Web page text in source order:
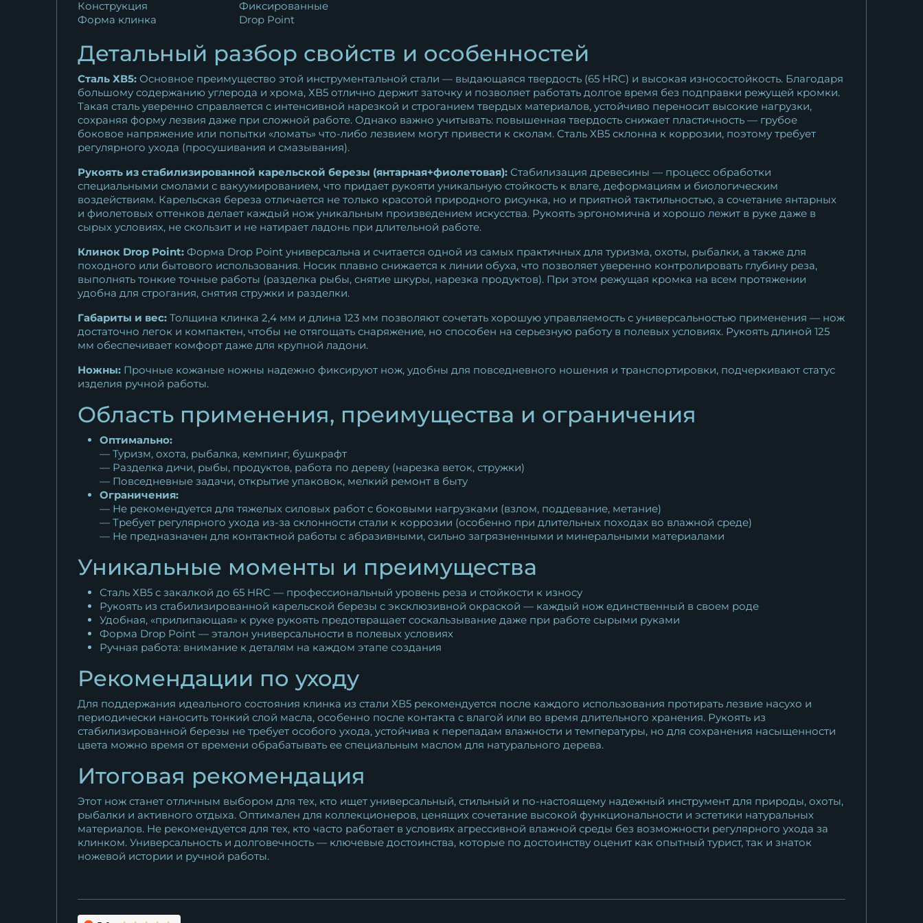
Конструкция
Фиксированные
Форма клинка
Drop Point
Детальный разбор свойств и особенностей
Сталь ХВ5: Основное преимущество этой инструментальной стали — выдающаяся твердость (65 HRC) и высокая износостойкость. Благодаря
большому содержанию углерода и хрома, ХВ5 отлично держит заточку и позволяет работать долгое время без подправки режущей кромки.
Такая сталь уверенно справляется с интенсивной нарезкой и строганием твердых материалов, устойчиво переносит высокие нагрузки,
сохраняя форму лезвия даже при сложной работе. Однако важно учитывать: повышенная твердость снижает пластичность — грубое
боковое напряжение или попытки «ломать» что-либо лезвием могут привести к сколам. Сталь ХВ5 склонна к коррозии, поэтому требует
регулярного ухода (просушивания и смазывания).
Рукоять из стабилизированной карельской березы (янтарная+фиолетовая): Стабилизация древесины — процесс обработки
специальными смолами с вакуумированием, что придает рукояти уникальную стойкость к влаге, деформациям и биологическим
воздействиям. Карельская береза отличается не только красотой природного рисунка, но и приятной тактильностью, а сочетание янтарных
и фиолетовых оттенков делает каждый нож уникальным произведением искусства. Рукоять эргономична и хорошо лежит в руке даже в
сырых условиях, не скользит и не натирает ладонь при длительной работе.
Клинок Drop Point: Форма Drop Point универсальна и считается одной из самых практичных для туризма, охоты, рыбалки, а также для
походного или бытового использования. Носик плавно снижается к линии обуха, что позволяет уверенно контролировать глубину реза,
выполнять тонкие точные работы (разделка рыбы, снятие шкуры, нарезка продуктов). При этом режущая кромка на всем протяжении
удобна для строгания, снятия стружки и разделки.
Габариты и вес: Толщина клинка 2,4 мм и длина 123 мм позволяют сочетать хорошую управляемость с универсальностью применения — нож
достаточно легок и компактен, чтобы не отягощать снаряжение, но способен на серьезную работу в полевых условиях. Рукоять длиной 125
мм обеспечивает комфорт даже для крупной ладони.
Ножны: Прочные кожаные ножны надежно фиксируют нож, удобны для повседневного ношения и транспортировки, подчеркивают статус
изделия ручной работы.
Область применения, преимущества и ограничения
Оптимально:
— Туризм, охота, рыбалка, кемпинг, бушкрафт
— Разделка дичи, рыбы, продуктов, работа по дереву (нарезка веток, стружки)
— Повседневные задачи, открытие упаковок, мелкий ремонт в быту
Ограничения:
— Не рекомендуется для тяжелых силовых работ с боковыми нагрузками (взлом, поддевание, метание)
— Требует регулярного ухода из-за склонности стали к коррозии (особенно при длительных походах во влажной среде)
— Не предназначен для контактной работы с абразивными, сильно загрязненными и минеральными материалами
Уникальные моменты и преимущества
Сталь ХВ5 с закалкой до 65 HRC — профессиональный уровень реза и стойкости к износу
Рукоять из стабилизированной карельской березы с эксклюзивной окраской — каждый нож единственный в своем роде
Удобная, «прилипающая» к руке рукоять предотвращает соскальзывание даже при работе сырыми руками
Форма Drop Point — эталон универсальности в полевых условиях
Ручная работа: внимание к деталям на каждом этапе создания
Рекомендации по уходу
Для поддержания идеального состояния клинка из стали ХВ5 рекомендуется после каждого использования протирать лезвие насухо и
периодически наносить тонкий слой масла, особенно после контакта с влагой или во время длительного хранения. Рукоять из
стабилизированной березы не требует особого ухода, устойчива к перепадам влажности и температуры, но для сохранения насыщенности
цвета можно время от времени обрабатывать ее специальным маслом для натурального дерева.
Итоговая рекомендация
Этот нож станет отличным выбором для тех, кто ищет универсальный, стильный и по-настоящему надежный инструмент для природы, охоты,
рыбалки и активного отдыха. Оптимален для коллекционеров, ценящих сочетание высокой функциональности и эстетики натуральных
материалов. Не рекомендуется для тех, кто часто работает в условиях агрессивной влажной среды без возможности регулярного ухода за
клинком. Универсальность и долговечность — ключевые достоинства, которые по достоинству оценит как опытный турист, так и знаток
ножевой истории и ручной работы.